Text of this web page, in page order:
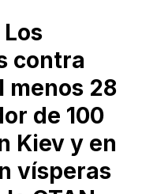
contra
menos 28
de 100
Kiev y en
vísperas